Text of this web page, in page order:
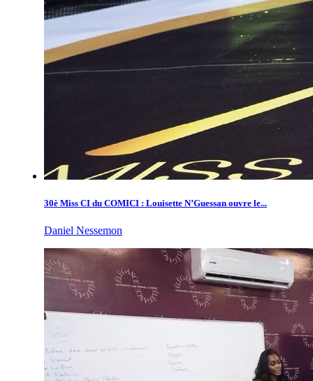
30è Miss CI du COMICI : Louisette N’Guessan ouvre le...
Daniel Nessemon